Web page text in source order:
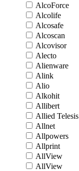
AlcoForce
Alcolife
Alcosafe
Alcoscan
Alcovisor
Alecto
Alienware
Alink
Alio
Alkohit
Allibert
Allied Telesis
Allnet
Allpowers
Allprint
AllView
AllView